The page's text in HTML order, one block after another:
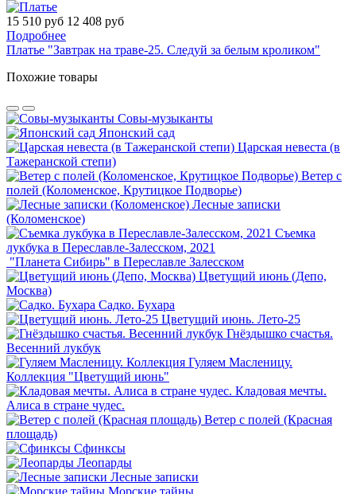
15 510 руб 12 408 руб
Подробнее
Платье "Завтрак на траве-25. Следуй за белым кроликом"
Похожие товары
Совы-музыканты
Японский сад
Царская невеста (в
Тажеранской степи)
Ветер с
полей (Коломенское, Крутицкое Подворье)
Лесные записки
(Коломенское)
Съемка
лукбука в Переславле-Залесском, 2021
"Планета Сибирь" в Переславле Залесском
Цветущий июнь (Депо,
Москва)
Садко. Бухара
Цветущий июнь. Лето-25
Гнёздышко счастья.
Весенний лукбук
Гуляем Масленицу.
Коллекция "Цветущий июнь"
Кладовая мечты.
Алиса в стране чудес.
Ветер с полей (Красная
площадь)
Сфинксы
Леопарды
Лесные записки
Морские тайны